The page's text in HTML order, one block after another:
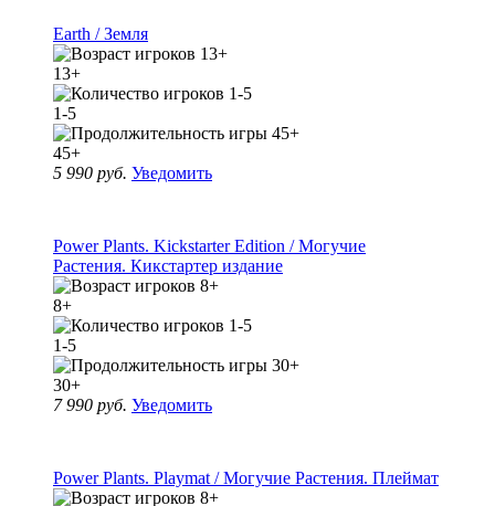
Earth / Земля
13+
1-5
45+
5 990 руб. Уведомить
Power Plants. Kickstarter Edition / Могучие
Растения. Кикстартер издание
8+
1-5
30+
7 990 руб. Уведомить
Power Plants. Playmat / Могучие Растения. Плеймат